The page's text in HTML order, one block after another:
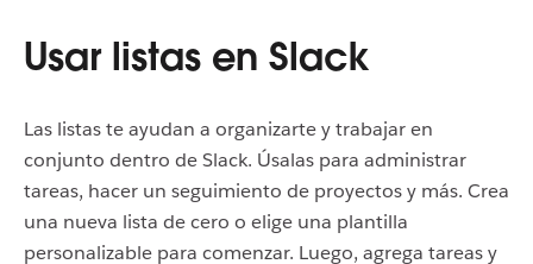
Usar listas en Slack
Las listas te ayudan a organizarte y trabajar en
conjunto dentro de Slack. Úsalas para administrar
tareas, hacer un seguimiento de proyectos y más. Crea
una nueva lista de cero o elige una plantilla
personalizable para comenzar. Luego, agrega tareas y